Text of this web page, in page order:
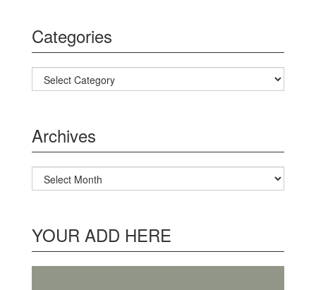
Categories
Categories
Archives
Archives
YOUR ADD HERE